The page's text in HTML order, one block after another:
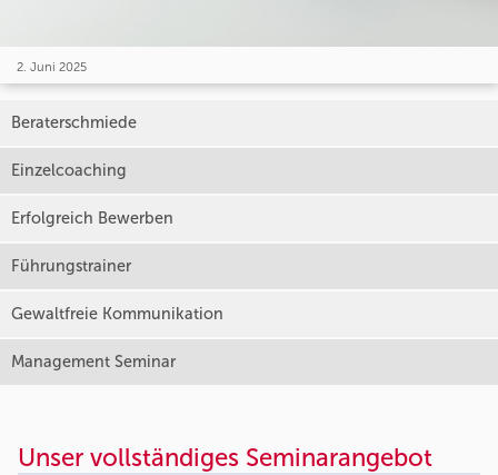
2. Juni 2025
Beraterschmiede
Einzelcoaching
Erfolgreich Bewerben
Führungstrainer
Gewaltfreie Kommunikation
Management Seminar
Unser vollständiges Seminarangebot